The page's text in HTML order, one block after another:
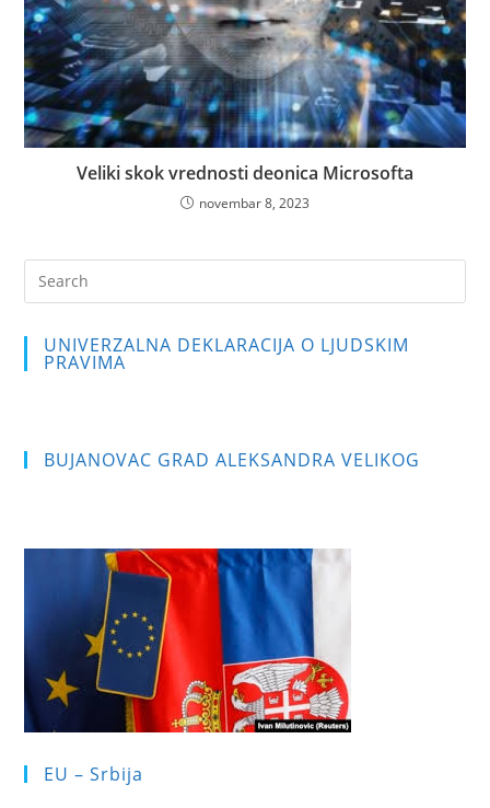
Veliki skok vrednosti deonica Microsofta
novembar 8, 2023
UNIVERZALNA DEKLARACIJA O LJUDSKIM
PRAVIMA
BUJANOVAC GRAD ALEKSANDRA VELIKOG
EU – Srbija